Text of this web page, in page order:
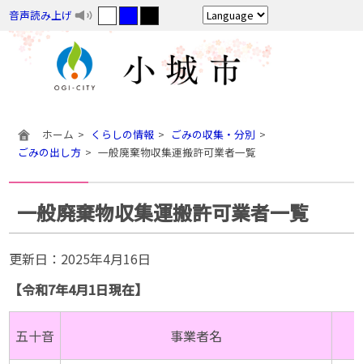
音声読み上げ
ホーム くらしの情報
ごみの収集・分別
ごみの出し方
一般廃棄物収集運搬許可業者一覧
一般廃棄物収集運搬許可業者一覧
更新日： 2025年4月16日
【令和7年4月1日現在】
五十音
事業者名